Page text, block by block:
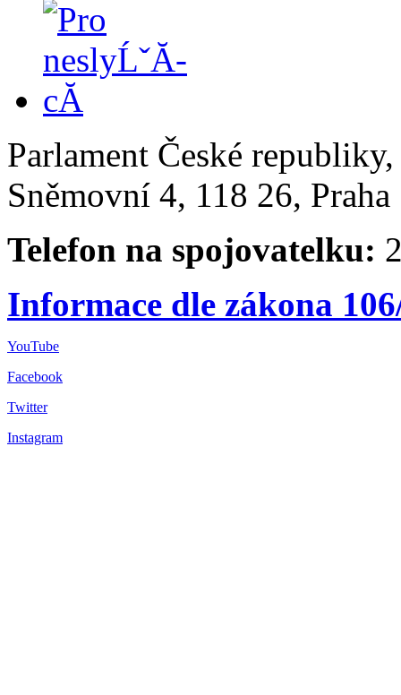
Parlament České
Sněmovní 4, 118 26,
Telefon na spojovatelku:
Informace dle zákona
YouTube
Facebook
Twitter
Instagram